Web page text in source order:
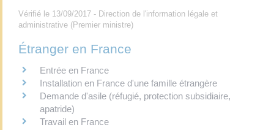
Vérifié le 13/09/2017 - Direction de l'information légale et
administrative (Premier ministre)
Étranger en France
Entrée en France
Installation en France d'une famille étrangère
Demande d'asile (réfugié, protection subsidiaire,
apatride)
Travail en France